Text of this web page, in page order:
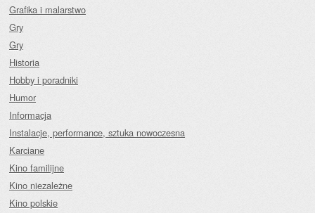
Grafika i malarstwo
Gry
Gry
Historia
Hobby i poradniki
Humor
Informacja
Instalacje, performance, sztuka nowoczesna
Karciane
Kino familijne
Kino niezależne
Kino polskie